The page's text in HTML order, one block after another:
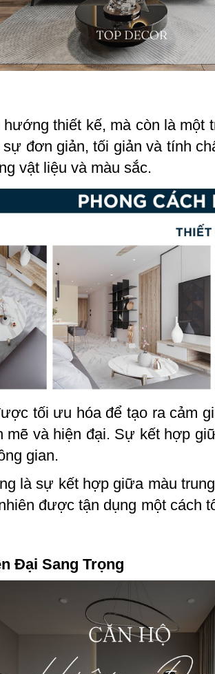
thiết kế, mà còn là
đơn giản, tối giản và tính
vật liệu và màu sắc.
tối ưu hóa để tạo ra cảm
mẽ và hiện đại. Sự kết hợp
gian.
là sự kết hợp giữa màu
được tận dụng một cách
Đại Sang Trọng